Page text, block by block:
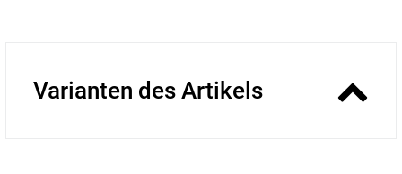
Varianten des Artikels